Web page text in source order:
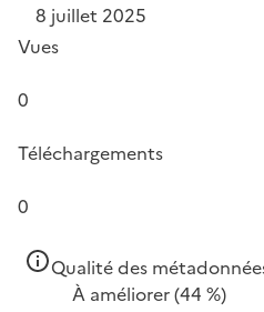
8 juillet 2025
Vues
0
Téléchargements
0
Qualité des
À améliorer(44 %)